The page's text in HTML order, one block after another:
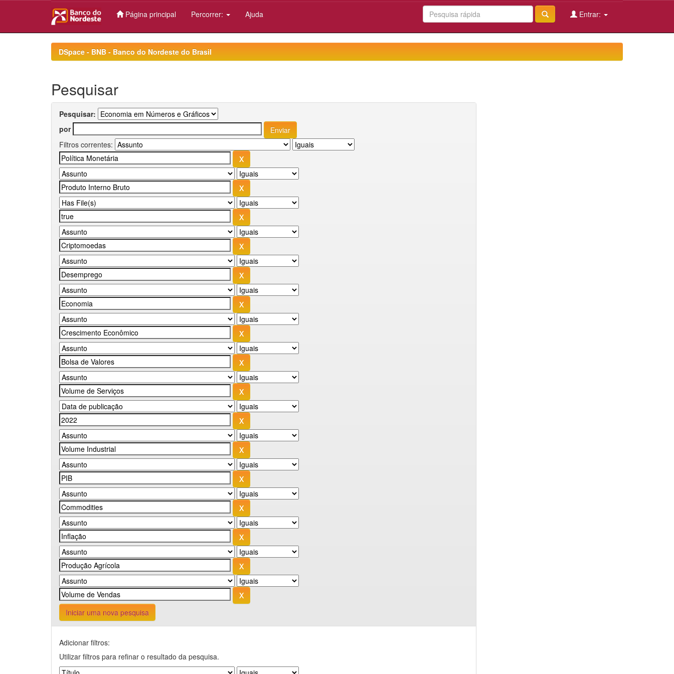
Página principal Percorrer: Ajuda Entrar:
DSpace - BNB - Banco do Nordeste do Brasil
Pesquisar
Pesquisar:
por
Filtros correntes:
Iniciar uma nova pesquisa
Adicionar filtros:
Utilizar filtros para refinar o resultado da pesquisa.